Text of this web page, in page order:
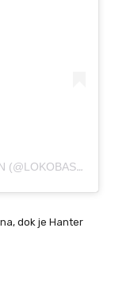
ОБЈАВА КОЈУ ДЕЛИ LOKOMOTIV KUBAN (@LOKOBASKET)
dok je Hanter